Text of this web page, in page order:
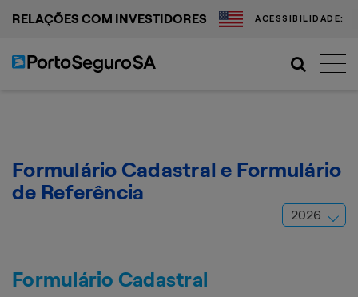
RELAÇÕES COM INVESTIDORES ACESSIBILIDADE:
Formulário Cadastral e Formulário
de Referência
Formulário Cadastral